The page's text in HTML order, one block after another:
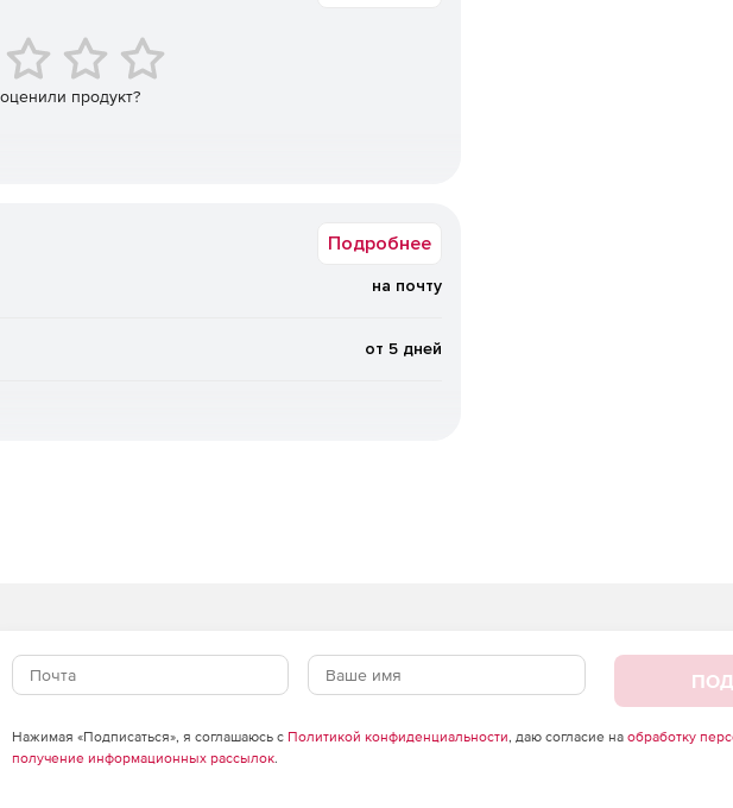
возможности индивидуальных настроек
ресурсный, ресурсно-индексный.
и стоимости.
продукт?
Подробнее
на почту
от 5 дней
Нажимая «Подписаться», я соглашаюсь с Политикой конфиденциальности, даю согласие на обработку
получение информационных рассылок.